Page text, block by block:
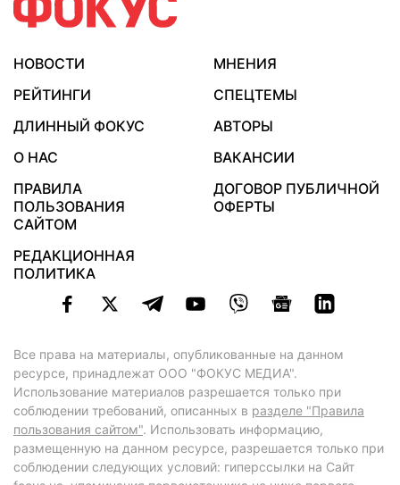
НОВОСТИ
МНЕНИЯ
РЕЙТИНГИ
СПЕЦТЕМЫ
ДЛИННЫЙ ФОКУС
АВТОРЫ
О НАС
ВАКАНСИИ
ПРАВИЛА
ПОЛЬЗОВАНИЯ
САЙТОМ
ДОГОВОР ПУБЛИЧНОЙ
ОФЕРТЫ
РЕДАКЦИОННАЯ
ПОЛИТИКА
Все права на материалы, опубликованные на данном
ресурсе, принадлежат ООО "ФОКУС МЕДИА".
Использование материалов разрешается только при
соблюдении требований, описанных в разделе "Правила
пользования сайтом". Использовать информацию,
размещенную на данном ресурсе, разрешается только при
соблюдении следующих условий: гиперссылки на Сайт